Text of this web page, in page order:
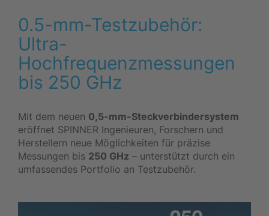
0.5-mm-Testzubehör:
Ultra-
Hochfrequenzmessungen
bis 250 GHz
Mit dem neuen 0,5-mm-Steckverbindersystem
eröffnet SPINNER Ingenieuren, Forschern und
Herstellern neue Möglichkeiten für präzise
Messungen bis 250 GHz – unterstützt durch ein
umfassendes Portfolio an Testzubehör.